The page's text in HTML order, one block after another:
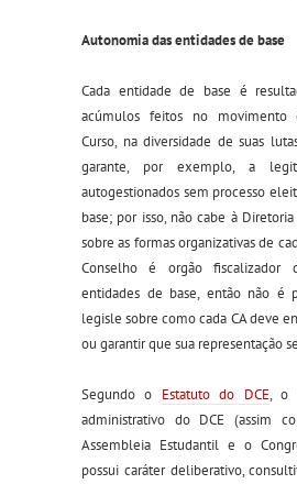
Autonomia das entidades de base
Cada entidade de base é
acúmulos feitos no movimento
Curso, na diversidade de suas
garante, por exemplo, a
autogestionados sem processo
base; por isso,não cabe à
sobre as formas organizativas de
Conselho é
orgão fiscalizador
entidades de base, então não é
legisle sobre como cada CA deve
ou garantir que sua representação
Segundo o Estatuto do DCE, o
administrativo do DCE (assim
Assembleia Estudantil e o
possui caráter deliberativo,